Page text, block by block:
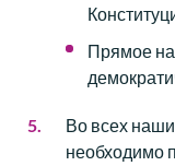
Прямое
Во всех
необходимо